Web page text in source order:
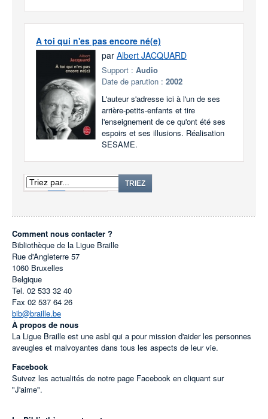
A toi qui n'es pas encore né(e)
par Albert JACQUARD
Support : Audio
Date de parution : 2002
L'auteur s'adresse ici à l'un de ses
arrière-petits-enfants et tire
l'enseignement de ce qu'ont été ses
espoirs et ses illusions. Réalisation
SESAME.
1 TRIEZ
Comment nous contacter ?
Bibliothèque de la Ligue Braille
Rue d'Angleterre 57
1060 Bruxelles
Belgique
Tel. 02 533 32 40
Fax 02 537 64 26
bib@braille.be
À propos de nous
La Ligue Braille est une asbl qui a pour mission d'aider les personnes
aveugles et malvoyantes dans tous les aspects de leur vie.
Facebook
Suivez les actualités de notre page Facebook en cliquant sur
"J'aime".